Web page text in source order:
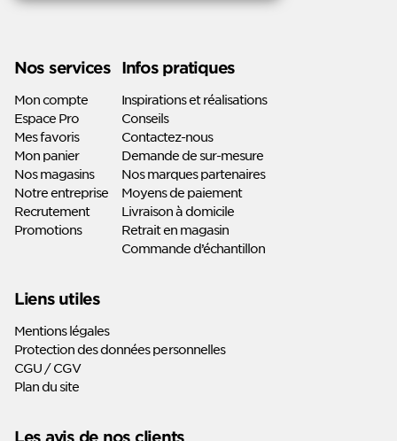
InstagramPinterestnous surnous sur
Nos services
Mon compte
Espace Pro
Mes favoris
Mon panier
Nos magasins
Notre entreprise
Recrutement
Promotions
Infos pratiques
Inspirations et réalisations
Conseils
Contactez-nous
Demande de sur-mesure
Nos marques partenaires
Moyens de paiement
Livraison à domicile
Retrait en magasin
Commande d’échantillon
Liens utiles
Mentions légales
Protection des données personnelles
CGU / CGV
Plan du site
Les avis de nos clients